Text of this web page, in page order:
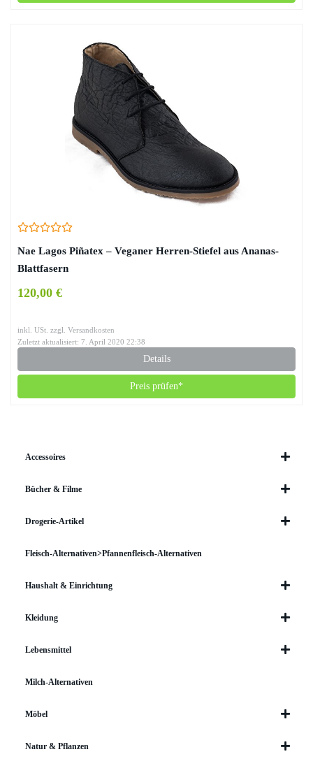
Nae Lagos Piñatex – Veganer Herren-Stiefel aus Ananas-
Blattfasern
120,00 €
inkl. USt. zzgl. Versandkosten
Zuletzt aktualisiert: 7. April 2020 22:38
Details
Preis prüfen*
Accessoires
Bücher & Filme
Drogerie-Artikel
Fleisch-Alternativen>Pfannenfleisch-Alternativen
Haushalt & Einrichtung
Kleidung
Lebensmittel
Milch-Alternativen
Möbel
Natur & Pflanzen